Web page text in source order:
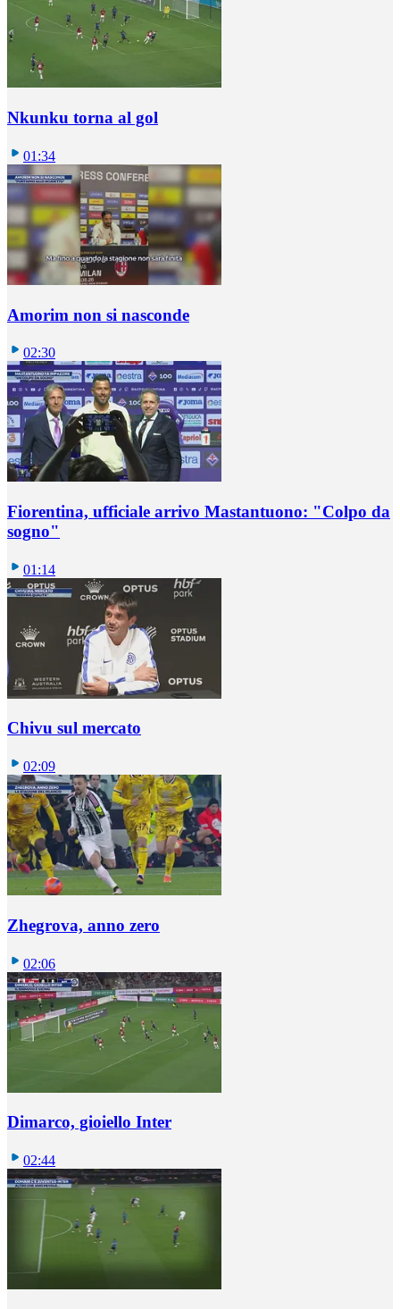
Nkunku torna al gol
01:34
Amorim non si nasconde
02:30
Fiorentina, ufficiale arrivo Mastantuono: "Colpo da
sogno"
01:14
Chivu sul mercato
02:09
Zhegrova, anno zero
02:06
Dimarco, gioiello Inter
02:44